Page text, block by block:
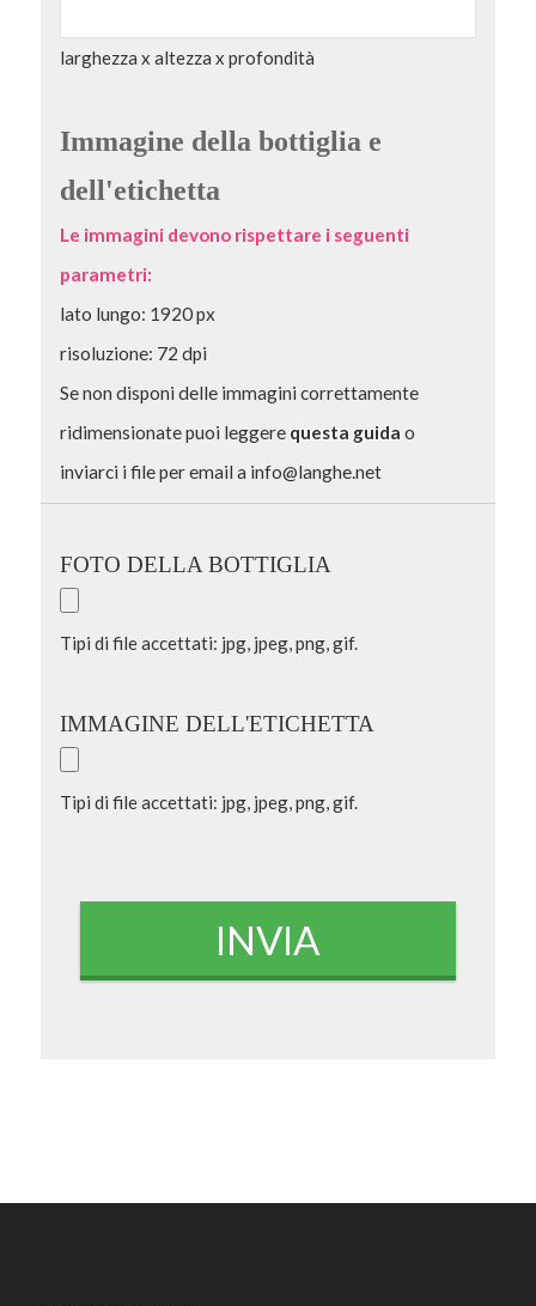
larghezza x altezza x profondità
Immagine della bottiglia e
dell'etichetta
Le immagini devono rispettare i seguenti
parametri:
lato lungo: 1920 px
risoluzione: 72 dpi
Se non disponi delle immagini correttamente
ridimensionate puoi leggere questa guidao
inviarci i file per email a info@langhe.net
FOTO DELLA BOTTIGLIA
Tipi di file accettati: jpg, jpeg, png, gif.
IMMAGINE DELL'ETICHETTA
Tipi di file accettati: jpg, jpeg, png, gif.